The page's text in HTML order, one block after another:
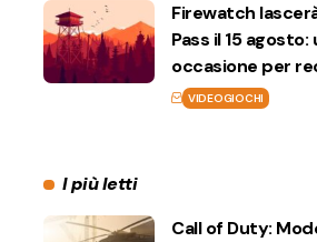
Firewatch
Pass il 15
occasione per
VIDEOGIOCHI
I più letti
Call of Duty: